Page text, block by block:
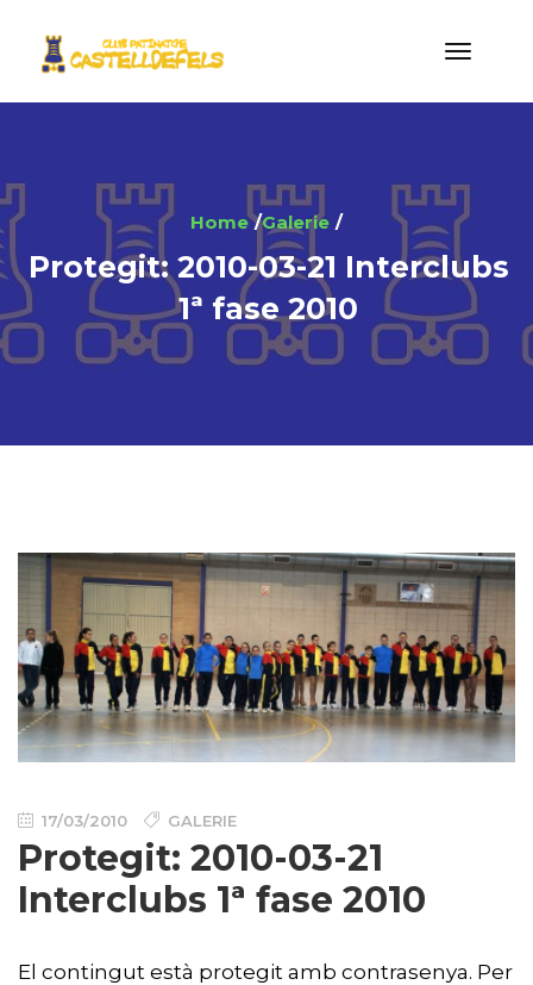
Home Galerie
Protegit: 2010-03-21 Interclubs
1ª fase 2010
17/03/2010 GALERIE
Protegit: 2010-03-21
Interclubs 1ª fase 2010
El contingut està protegit amb contrasenya. Per